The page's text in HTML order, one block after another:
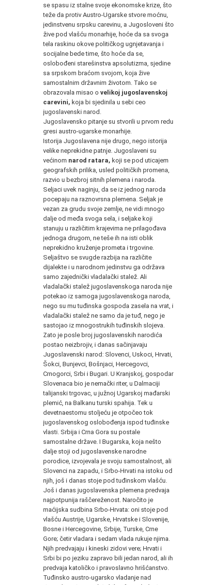
se spasu iz stalne svoje ekonomske krize, što
teže da protiv Austro-Ugarske stvore moćnu,
jedinstvenu srpsku carevinu, a Jugosloveni što
žive pod vlašću monarhije, hoće da sa svoga
tela raskinu okove političkog ugnjetavanja i
socijalne bede time, što hoće da se,
oslobođeni starešinstva apsolutizma, sjedine
sa srpskom braćom svojom, koja žive
samostalnim državnim životom. Tako se
obrazovala misao o velikoj jugoslavenskoj
carevini, koja bi sjedinila u sebi ceo
jugoslavenski narod.
Jugoslavensko pitanje su stvorili u prvom redu
gresi austro-ugarske monarhije.
Istorija Jugoslavena nije drugo, nego istorija
velike neprekidne patnje. Jugoslaveni su
većinom narod ratara, koji se pod uticajem
geografskih prilika, usled političkih promena,
razvio u bezbroj sitnih plemena i naroda.
Seljaci uvek naginju, da se iz jednog naroda
pocepaju na raznovrsna plemena. Seljak je
vezan za grudu svoje zemlje, ne vidi mnogo
dalje od međa svoga sela, i seljake koji
stanuju u različitim krajevima ne prilagođava
jednoga drugom, ne teše ih na isti oblik
neprekidno kruženje prometa i trgovine.
Seljaštvo se svugde razbija na različite
dijalekte i u narodnom jedinstvu ga održava
samo zajednički vladalački stalež. Ali
vladalački stalež jugoslavenskoga naroda nije
potekao iz samoga jugoslavenskoga naroda,
nego su mu tuđinska gospoda zasela na vrat, i
vladalački stalež ne samo da je tuđ, nego je
sastojao iz mnogostrukih tuđinskih slojeva.
Zato je posle broj jugoslavenskih narodića
postao neizbrojiv, i danas sačinjavaju
Jugoslavenski narod: Slovenci, Uskoci, Hrvati,
Šokci, Bunjevci, Bošnjaci, Hercegovci,
Crnogorci, Srbi i Bugari. U Kranjskoj, gospodar
Slovenaca bio je nemački riter, u Dalmaciji
talijanski trgovac, u južnoj Ugarskoj mađarski
plemić, na Balkanu turski spahija. Tek u
devetnaestomu stoljeću je otpočeo tok
jugoslavenskog oslobođenja ispod tuđinske
vlasti. Srbija i Crna Gora su postale
samostalne države. I Bugarska, koja nešto
dalje stoji od jugoslavenske narodne
porodice, izvojevala je svoju samostalnost, ali
Slovenci na zapadu, i Srbo-Hrvati na istoku od
njih, još i danas stoje pod tuđinskom vlašću.
Još i danas jugoslavenska plemena predvaja
najpotpunija raščereženost. Naročito je
maćijska sudbina Srbo-Hrvata: oni stoje pod
vlašću Austrije, Ugarske, Hrvatske i Slovenije,
Bosne i Hercegovine, Srbije, Turske, Crne
Gore; četir vladara i sedam vlada rukuje njima.
Njih predvajaju i kineski zidovi vere; Hrvati i
Srbi bi po jeziku zapravo bili jedan narod, ali ih
predvaja katoličko i pravoslavno hrišćanstvo.
Tuđinsko austro-ugarsko vladanje nad